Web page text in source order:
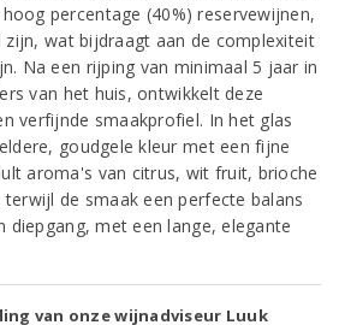
percentage (40%) reservewijnen,
wat bijdraagt aan de complexiteit
Na een rijping van minimaal 5 jaar in
van het huis, ontwikkelt deze
verfijnde smaakprofiel. In het glas
goudgele kleur met een fijne
aroma's van citrus, wit fruit, brioche
de smaak een perfecte balans
diepgang, met een lange, elegante
van onze wijnadviseur Luuk